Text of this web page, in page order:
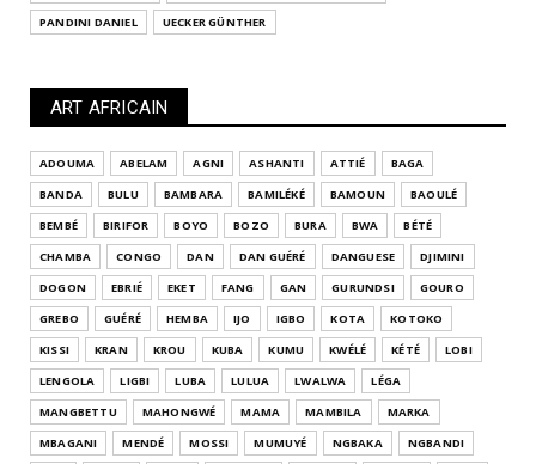
PANDINI DANIEL
UECKER GÜNTHER
ART AFRICAIN
ADOUMA ABELAM AGNI ASHANTI ATTIÉ
BAGA
BANDA
BULU BAMBARA BAMILÉKÉ BAMOUN
BAOULÉ
BEMBÉ
BIRIFOR BOYO BOZO BURA BWA
BÉTÉ
CHAMBA
CONGO DAN DAN GUÉRÉ DANGUESE
DJIMINI
DOGON
EBRIÉ EKET FANG GAN GURUNDSI
GOURO
GREBO
GUÉRÉ HEMBA IJO IGBO KOTA
KOTOKO
KISSI
KRAN KROU KUBA KUMU KWÉLÉ KÉTÉ
LOBI
LENGOLA
LIGBI LUBA LULUA LWALWA
LÉGA
MANGBETTU
MAHONGWÉ MAMA MAMBILA
MARKA
MBAGANI
MENDÉ MOSSI MUMUYÉ NGBAKA
NGBANDI